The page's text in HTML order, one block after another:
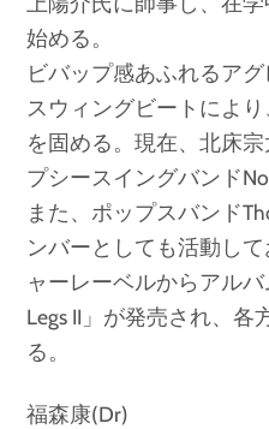
始める。
ビバップ感あふれるア
スウィングビートによ
を固める。現在、北床宗
プシースイングバンド
また、ポップスバンド
ンバーとしても活動し
ャーレーベルからアルバ
Legs II」が発売され、
る。
福森康(Dr)